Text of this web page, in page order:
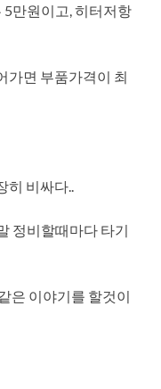
만원이고, 히터저항
가면 부품가격이 최
히 비싸다..
정비할때마다 타기
은 이야기를 할것이